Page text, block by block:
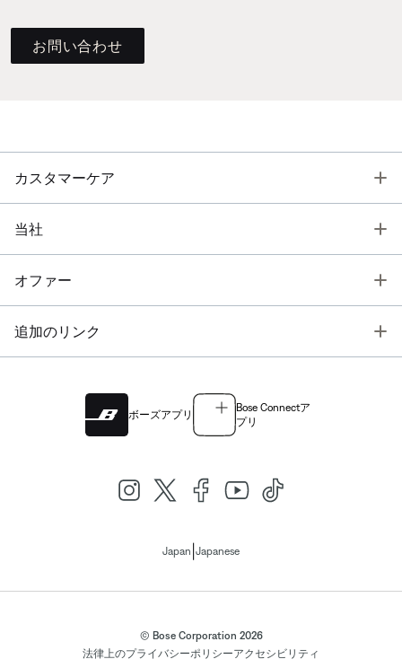
お問い合わせ
カスタマーケア
当社
オファー
追加のリンク
ボーズアプリ
Bose Connectア
プリ
Japan Japanese
© Bose Corporation 2026
法律上のプライバシーポリシーアクセシビリティ